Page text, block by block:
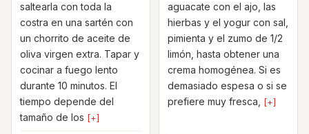
saltearla con toda la
costra en una sartén con
un chorrito de aceite de
oliva virgen extra. Tapar y
cocinar a fuego lento
durante 10 minutos. El
tiempo depende del
tamaño de los [+]
aguacate con el ajo, las
hierbas y el yogur con sal,
pimienta y el zumo de 1/2
limón, hasta obtener una
crema homogénea. Si es
demasiado espesa o si se
prefiere muy fresca, [+]